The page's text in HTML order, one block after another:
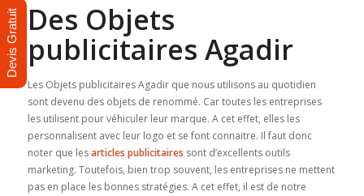
Des Objets
publicitaires Agadir
Les Objets publicitaires Agadir que nous utilisons au quotidien
sont devenu des objets de renommé. Car toutes les entreprises
les utilisent pour véhiculer leur marque. A cet effet, elles les
personnalisent avec leur logo et se font connaitre. Il faut donc
noter que lesarticles publicitaires sont d’excellents outils
marketing. Toutefois, bien trop souvent, les entreprises ne mettent
pas en place les bonnes stratégies. A cet effet, il est de notre
Devis Gratuit